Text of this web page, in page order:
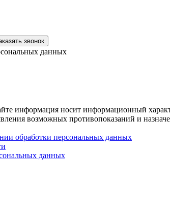
данных
информация носит информационный
возможных противопоказаний и
обработки персональных данных
данных